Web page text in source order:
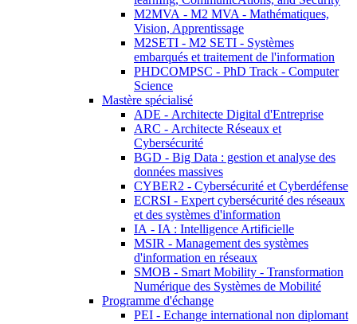
M2MVA - M2 MVA - Mathématiques,
Vision, Apprentissage
M2SETI - M2 SETI - Systèmes
embarqués et traitement de l'information
PHDCOMPSC - PhD Track - Computer
Science
Mastère spécialisé
ADE - Architecte Digital d'Entreprise
ARC - Architecte Réseaux et
Cybersécurité
BGD - Big Data : gestion et analyse des
données massives
CYBER2 - Cybersécurité et Cyberdéfense
ECRSI - Expert cybersécurité des réseaux
et des systèmes d'information
IA - IA : Intelligence Artificielle
MSIR - Management des systèmes
d'information en réseaux
SMOB - Smart Mobility - Transformation
Numérique des Systèmes de Mobilité
Programme d'échange
PEI - Echange international non diplomant